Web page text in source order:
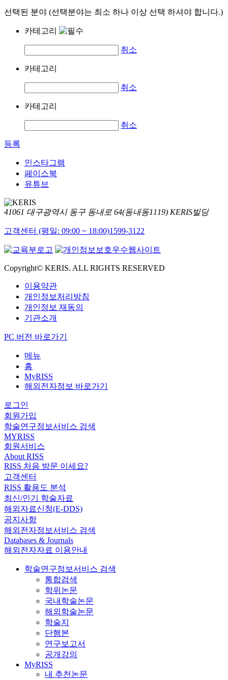
선택된 분야 (선택분야는 최소 하나 이상 선택 하셔야 합니다.)
카테고리
취소
카테고리
취소
카테고리
취소
등록
인스타그램
페이스북
유튜브
41061 대구광역시 동구 동내로 64(동내동1119) KERIS빌딩
고객센터 (평일: 09:00 ~ 18:00)1599-3122
Copyright© KERIS. ALL RIGHTS RESERVED
이용약관
개인정보처리방침
개인정보 재동의
기관소개
PC 버전 바로가기
메뉴
홈
MyRISS
해외전자정보 바로가기
로그인
회원가입
학술연구정보서비스 검색
MYRISS
회원서비스
About RISS
RISS 처음 방문 이세요?
고객센터
RISS 활용도 분석
최신/인기 학술자료
해외자료신청(E-DDS)
공지사항
해외전자정보서비스 검색
Databases & Journals
해외전자자료 이용안내
학술연구정보서비스 검색
통합검색
학위논문
국내학술논문
해외학술논문
학술지
단행본
연구보고서
공개강의
MyRISS
내 추천논문